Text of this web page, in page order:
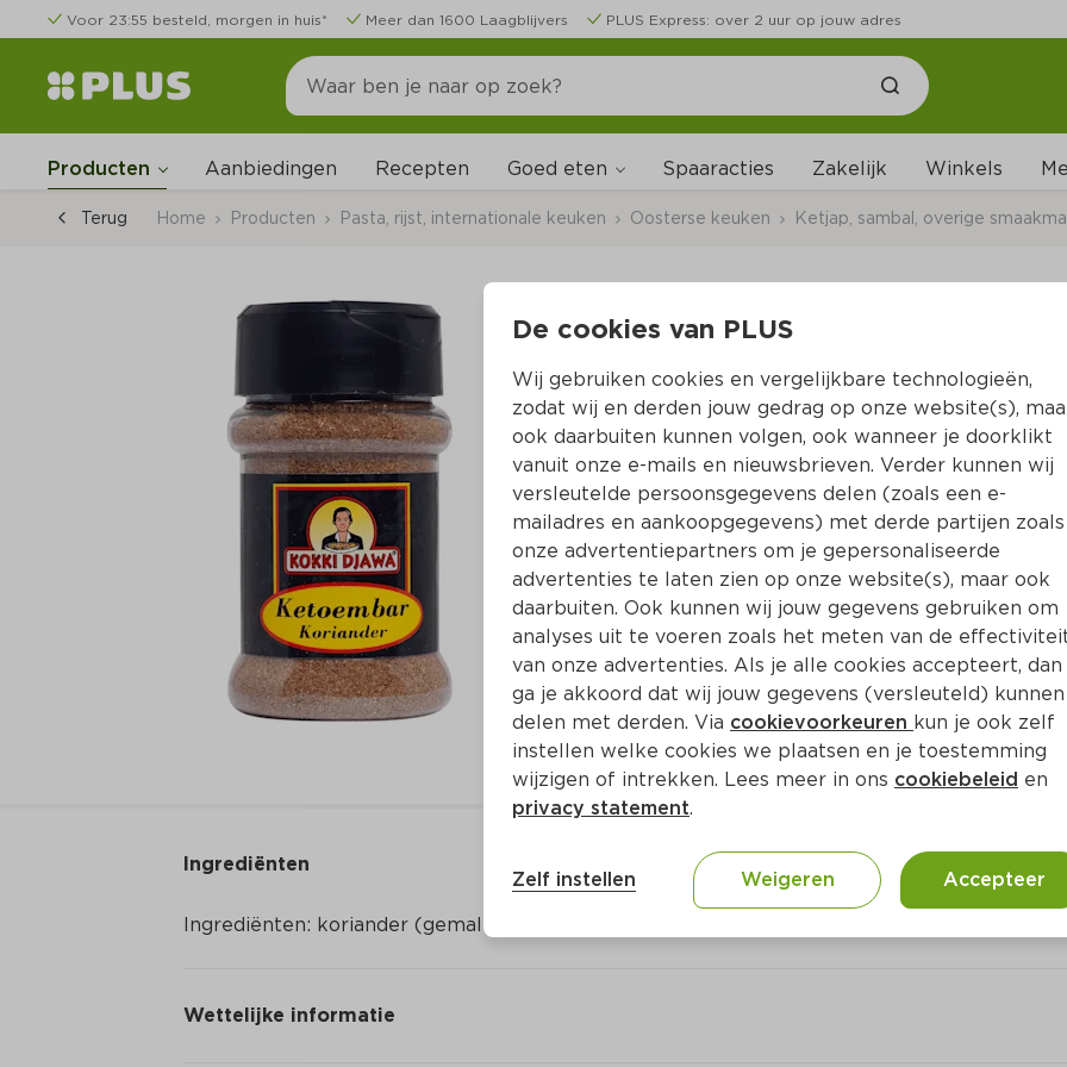
Voor 23:55 besteld, morgen in huis* Meer dan 1600 Laagblijvers PLUS Express: over 2 uur op jouw adres
Producten Aanbiedingen Recepten Goed eten Spaaracties Zakelijk Winkels
Terug Home Producten Pasta, rijst, internationale keuken Oosterse keuken Ketjap, sambal, overige
Kokki Djawa
Per Pot 25 g  (per kilo €43.60)
1.09
Toevoegen
Ingrediënten
Ingrediënten: koriander (gemalen)
Wettelijke informatie
De cookies van PLUS
Wij gebruiken cookies en vergelijkbare technologieën,
zodat wij en derden jouw gedrag op onze website(s),
ook daarbuiten kunnen volgen, ook wanneer je doorklikt
vanuit onze e-mails en nieuwsbrieven. Verder kunnen wij
versleutelde persoonsgegevens delen (zoals een e-
mailadres en aankoopgegevens) met derde partijen zoals
onze advertentiepartners om je gepersonaliseerde
advertenties te laten zien op onze website(s), maar ook
daarbuiten. Ook kunnen wij jouw gegevens gebruiken om
analyses uit te voeren zoals het meten van de
van onze advertenties. Als je alle cookies accepteert, dan
ga je akkoord dat wij jouw gegevens (versleuteld) kunnen
delen met derden. Via cookievoorkeuren kun je ook zelf
instellen welke cookies we plaatsen en je toestemming
wijzigen of intrekken. Lees meer in ons cookiebeleid en
privacy statement.
Zelf instellen Weigeren Accepteer